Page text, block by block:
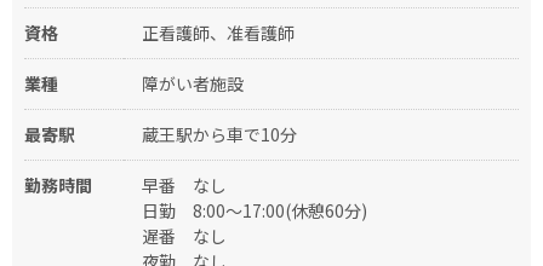
資格 正看護師、准看護師
業種 障がい者施設
最寄駅 蔵王駅から車で10分
勤務時間 早番
なし
日勤
8:00～17:00(休憩60分)
遅番
なし
夜勤
なし